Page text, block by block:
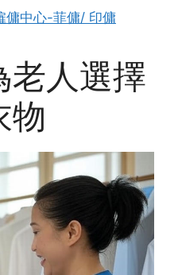
傭中心-菲傭/ 印傭
老人選擇
物